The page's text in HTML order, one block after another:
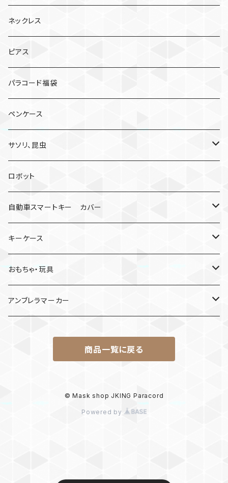
ネックレス
ピアス
パラコード福袋
ペンケース
サソリ、昆虫
サソリ
クモ
ロボット
自動車スマートキー カバー
日産
キーケース
MDF材
おもちゃ・玩具
けん玉
アンブレラマーカー
商品一覧に戻る
© Mask shop JKING Paracord
Powered by